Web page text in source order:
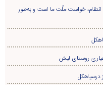
انتقام، خواست ملّت ما است و به‌طور
روستای لیش